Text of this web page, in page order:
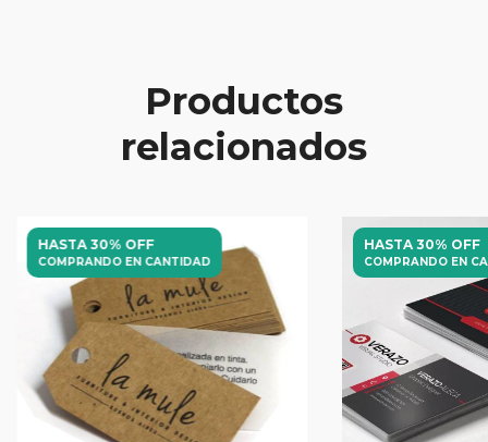
Productos
relacionados
HASTA 30% OFF
COMPRANDO EN CANTIDAD
HASTA 30% OFF
COMPRANDO EN